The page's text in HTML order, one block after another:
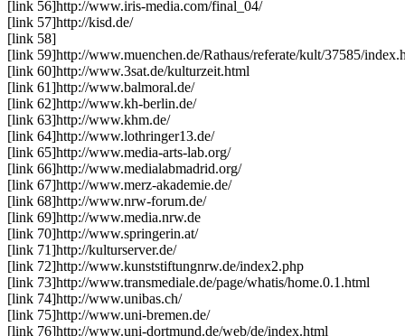
[link 56]http://www.iris-media.com/final_04/
[link 57]http://kisd.de/
[link 58]
[link 59]http://www.muenchen.de/Rathaus/referate/kult/37585/
[link 60]http://www.3sat.de/kulturzeit.html
[link 61]http://www.balmoral.de/
[link 62]http://www.kh-berlin.de/
[link 63]http://www.khm.de/
[link 64]http://www.lothringer13.de/
[link 65]http://www.media-arts-lab.org/
[link 66]http://www.medialabmadrid.org/
[link 67]http://www.merz-akademie.de/
[link 68]http://www.nrw-forum.de/
[link 69]http://www.media.nrw.de
[link 70]http://www.springerin.at/
[link 71]http://kulturserver.de/
[link 72]http://www.kunststiftungnrw.de/index2.php
[link 73]http://www.transmediale.de/page/whatis/home.0.1.html
[link 74]http://www.unibas.ch/
[link 75]http://www.uni-bremen.de/
[link 76]http://www.uni-dortmund.de/web/de/index.html